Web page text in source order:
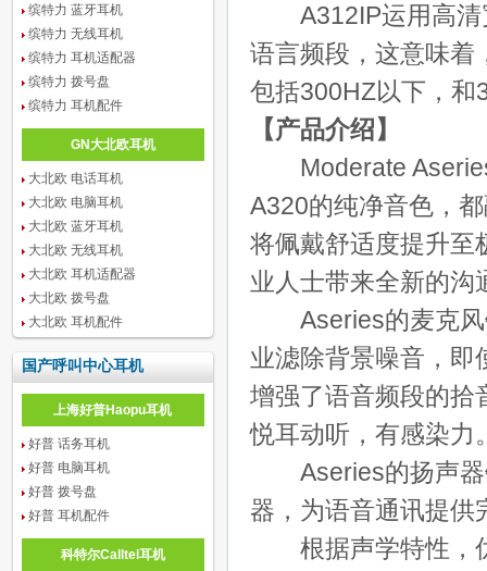
缤特力 蓝牙耳机
缤特力 无线耳机
缤特力 耳机适配器
缤特力 拨号盘
缤特力 耳机配件
GN大北欧耳机
大北欧 电话耳机
大北欧 电脑耳机
大北欧 蓝牙耳机
大北欧 无线耳机
大北欧 耳机适配器
大北欧 拨号盘
大北欧 耳机配件
国产呼叫中心耳机
上海好普Haopu耳机
好普 话务耳机
好普 电脑耳机
好普 拨号盘
好普 耳机配件
科特尔Calltel耳机
A312IP运用高清
语言频段，这意味着
包括300HZ以下，和
【产品介绍】
Moderate Aseries
A320的纯净音色，
将佩戴舒适度提升至
业人士带来全新的沟
Aseries的麦克风
业滤除背景噪音，即
增强了语音频段的拾
悦耳动听，有感染力
Aseries的扬声器
器，为语音通讯提供
根据声学特性，优